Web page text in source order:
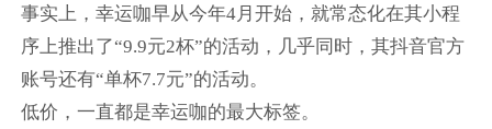
事实上，幸运咖早从今年4月开始，就常态化在其小程
序上推出了“9.9元2杯”的活动，几乎同时，其抖音官方
账号还有“单杯7.7元”的活动。
低价，一直都是幸运咖的最大标签。